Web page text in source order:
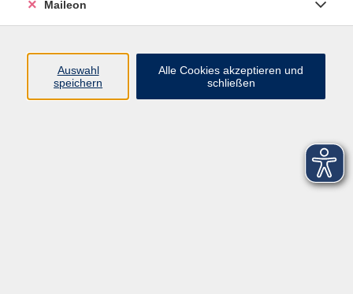
Maileon
Auswahl
speichern
Alle Cookies akzeptieren und
schließen